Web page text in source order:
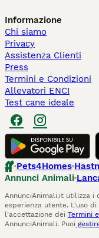
Informazione
Chi siamo
Privacy
Assistenza Clienti
Press
Termini e Condizioni
Allevatori ENCI
Test cane ideale
Pets4Homes
Annunci Animali
AnnunciAnimali.it utilizza i
esperienza utente. L'uso
l'accettazione dei Termini
AnnunciAnimali. Puoi